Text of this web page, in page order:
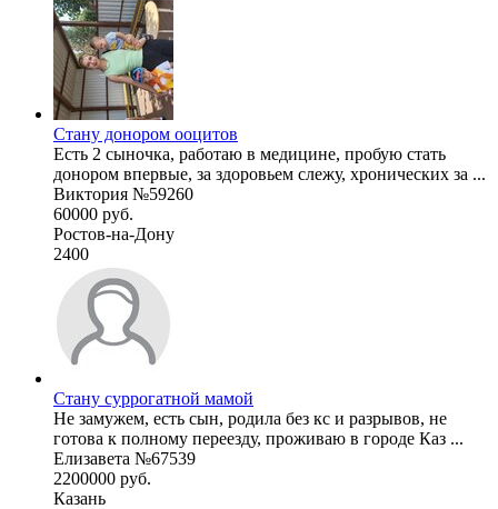
Стану донором ооцитов
Есть 2 сыночка, работаю в медицине, пробую стать
донором впервые, за здоровьем слежу, хронических за ...
Виктория №59260
60000 руб.
Ростов-на-Дону
2400
Стану суррогатной мамой
Не замужем, есть сын, родила без кс и разрывов, не
готова к полному переезду, проживаю в городе Каз ...
Елизавета №67539
2200000 руб.
Казань